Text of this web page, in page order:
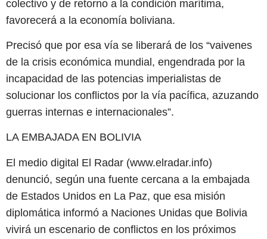
colectivo y de retorno a la condición marítima,
favorecerá a la economía boliviana.
Precisó que por esa vía se liberará de los “vaivenes
de la crisis económica mundial, engendrada por la
incapacidad de las potencias imperialistas de
solucionar los conflictos por la vía pacífica, azuzando
guerras internas e internacionales”.
LA EMBAJADA EN BOLIVIA
El medio digital El Radar (www.elradar.info)
denunció, según una fuente cercana a la embajada
de Estados Unidos en La Paz, que esa misión
diplomática informó a Naciones Unidas que Bolivia
vivirá un escenario de conflictos en los próximos